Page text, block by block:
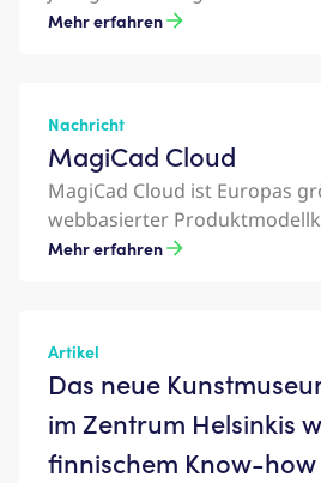
Mehr erfahren
Nachricht
MagiCad Cloud
MagiCad Cloud ist Europas
webbasierter
Mehr erfahren
Artikel
Das neue
im Zentrum Helsinkis
finnischem Know-